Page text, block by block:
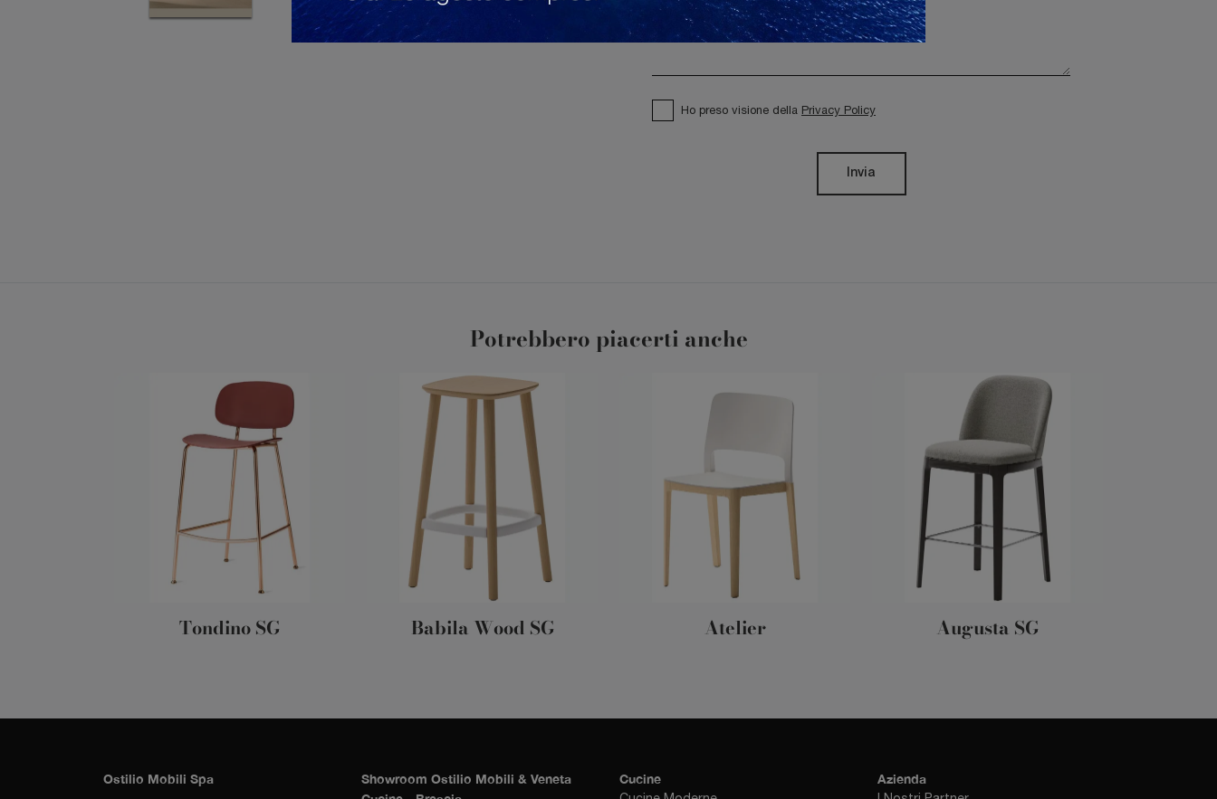
Ho preso visione della Privacy Policy
Invia
Potrebbero piacerti anche
Tondino SG Babila Wood SG Atelier Augusta SG
Ostilio Mobili Spa
Showroom Ostilio Mobili & Veneta
Cucine Azienda